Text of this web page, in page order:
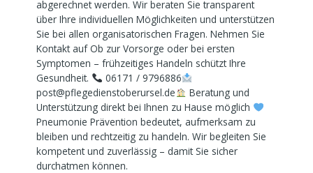
abgerechnet werden. Wir beraten Sie transparent
über Ihre individuellen Möglichkeiten und unterstützen
Sie bei allen organisatorischen Fragen. Nehmen Sie
Kontakt auf Ob zur Vorsorge oder bei ersten
Symptomen – frühzeitiges Handeln schützt Ihre
Gesundheit.
06171 / 9796886
post@pflegedienstoberursel.de
Beratung und
Unterstützung direkt bei Ihnen zu Hause möglich
Pneumonie Prävention bedeutet, aufmerksam zu
bleiben und rechtzeitig zu handeln. Wir begleiten Sie
kompetent und zuverlässig – damit Sie sicher
durchatmen können.